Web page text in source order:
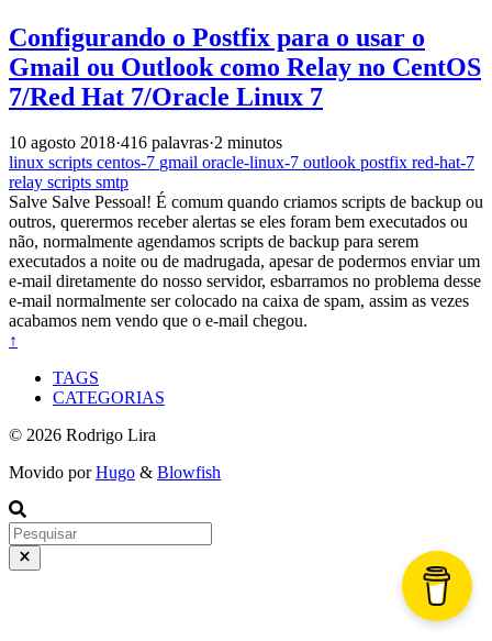
Configurando o Postfix para o usar o
Gmail ou Outlook como Relay no CentOS
7/Red Hat 7/Oracle Linux 7
10 agosto 2018·416 palavras·2 minutos
linux scripts centos-7 gmail oracle-linux-7 outlook postfix red-hat-7
relay scripts smtp
Salve Salve Pessoal! É comum quando criamos scripts de backup ou
outros, querermos receber alertas se eles foram bem executados ou
não, normalmente agendamos scripts de backup para serem
executados a noite ou de madrugada, apesar de podermos enviar um
e-mail diretamente do nosso servidor, esbarramos no problema desse
e-mail normalmente ser colocado na caixa de spam, assim as vezes
acabamos nem vendo que o e-mail chegou.
↑
TAGS
CATEGORIAS
© 2026 Rodrigo Lira
Movido porHugo & Blowfish